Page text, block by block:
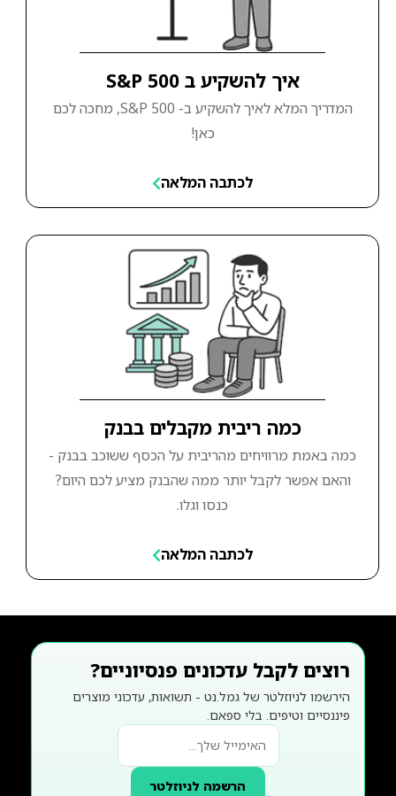
איך להשקיע ב S&P 500
המדריך המלא לאיך להשקיע ב- S&P 500, מחכה לכם
כאן!
לכתבה המלאה
כמה ריבית מקבלים בבנק
כמה באמת מרוויחים מהריבית על הכסף ששוכב בבנק -
והאם אפשר לקבל יותר ממה שהבנק מציע לכם היום?
כנסו וגלו.
לכתבה המלאה
רוצים לקבל עדכונים פנסיוניים?
הירשמו לניוזלטר של גמל.נט - תשואות, עדכוני מוצרים
פיננסיים וטיפים. בלי ספאם.
הרשמה לניוזלטר